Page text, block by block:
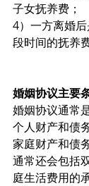
子女抚养费；
4）一方离婚
段时间的抚养
婚姻协议主要
婚姻协议通常
个人财产和债
家庭财产和债
通常还会包括
庭生活费用的